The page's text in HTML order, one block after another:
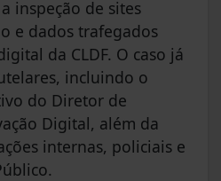
inspeção de sites
e dados trafegados
da CLDF. O caso já
incluindo o
do Diretor de
Digital, além da
internas, policiais e